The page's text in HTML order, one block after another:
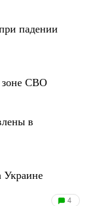
падении
зоне СВО
в
Украине
4